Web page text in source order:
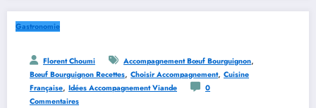
Gastronomie
Florent Choumi Accompagnement Bœuf Bourguignon,
Bœuf Bourguignon Recettes, Choisir Accompagnement, Cuisine
Française, Idées Accompagnement Viande
0
Commentaires